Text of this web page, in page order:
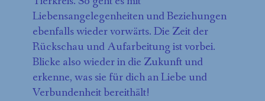
Liebensangelegenheiten und Beziehungen
ebenfalls wieder vorwärts. Die Zeit der
Rückschau und Aufarbeitung ist vorbei.
Blicke also wieder in die Zukunft und
erkenne, was sie für dich an Liebe und
Verbundenheit bereithält!